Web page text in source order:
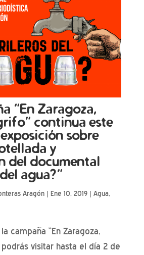
“En Zaragoza,
continua este
sobre
y
del documental
agua?”
Aragón| Ene 10, 2019| Agua,
campaña “En Zaragoza,
visitar hasta el día 2 de